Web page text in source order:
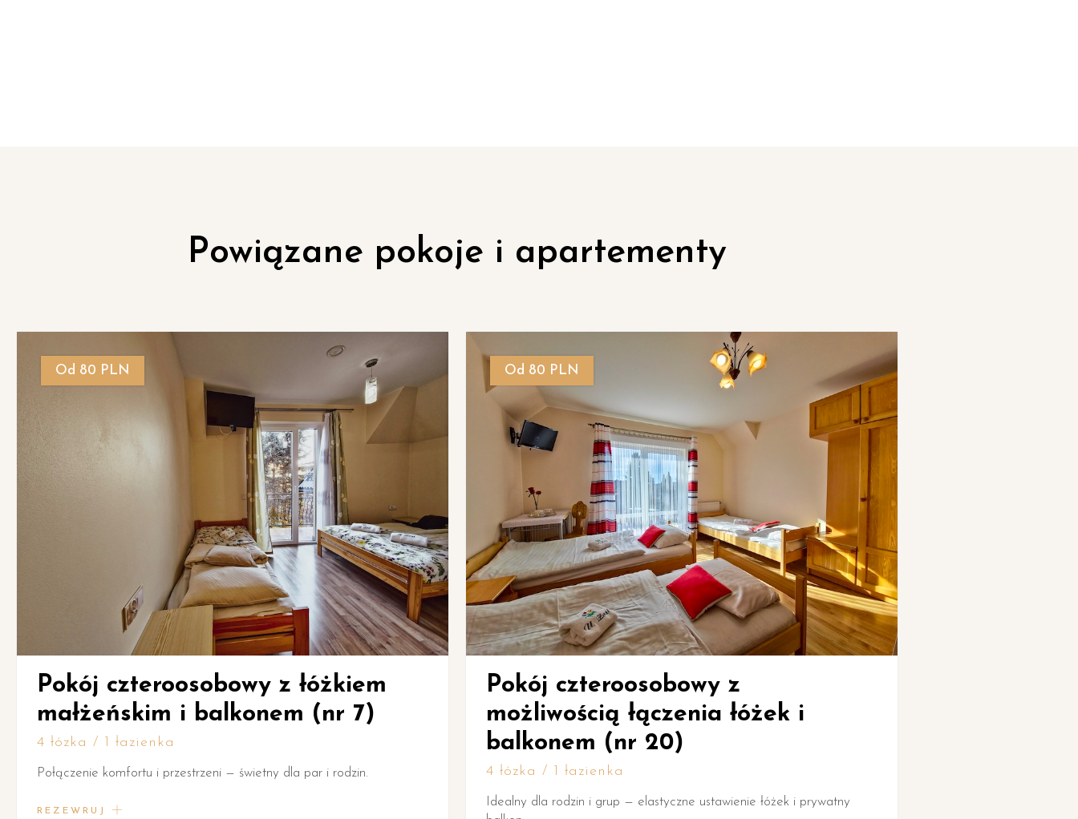
Powiązane pokoje i apartementy
z łóżkiem
(nr 7)
— świetny dla par i rodzin.
Od 80 PLN
Pokój czteroosobowy z
możliwością łączenia łóżek i
4 łózka / 1 łazienka
Idealny dla rodzin i grup — elastyczne ustawienie łóżek i prywatny
Od 80 PLN
Pokój czteroosobowy z
możliwością łączenia łóżek,
4 łózka / 1 łazienka